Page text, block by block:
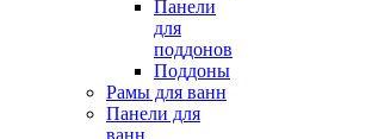
Панели
для
поддонов
Поддоны
Рамы для ванн
Панели для
ванн